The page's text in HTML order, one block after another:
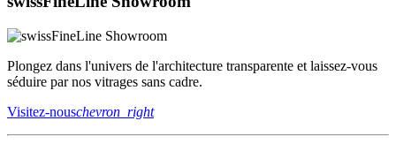
Plongez dans l'univers de l'architecture transparente et laissez-vous
séduire par nos vitrages sans cadre.
Visitez-nouschevron_right